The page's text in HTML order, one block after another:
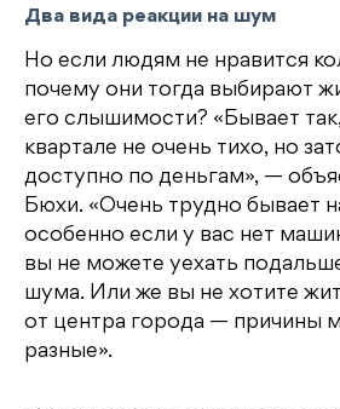
Два вида реакции на шум
Но если людям не нравится
почему они тогда выбирают
его слышимости? «Бывает
квартале не очень тихо, но
доступно по деньгам», —
Бюхи. «Очень трудно бывает
особенно если у вас нет
вы не можете уехать
шума. Или же вы не хотите
от центра города — причины
разные».